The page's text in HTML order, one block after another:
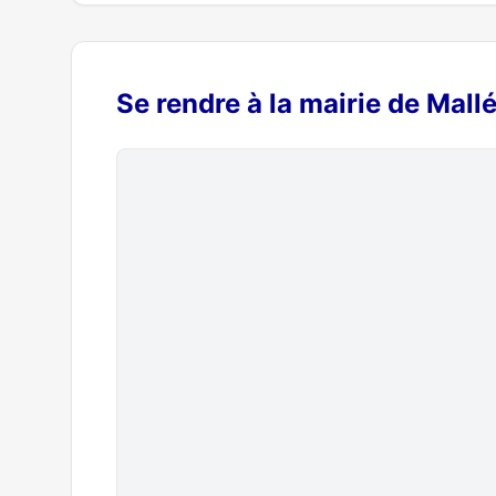
Se rendre à la mairie de